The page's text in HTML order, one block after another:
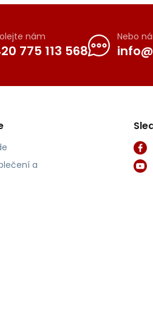
nám
775 113 568
Nebo
a